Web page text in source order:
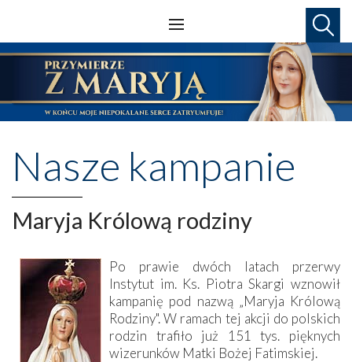
Nasze kampanie
Maryja Królową rodziny
Po prawie dwóch latach przerwy
Instytut im. Ks. Piotra Skargi wznowił
kampanię pod nazwą „Maryja Królową
Rodziny". W ramach tej akcji do polskich
rodzin trafiło już 151 tys. pięknych
wizerunków Matki Bożej Fatimskiej.